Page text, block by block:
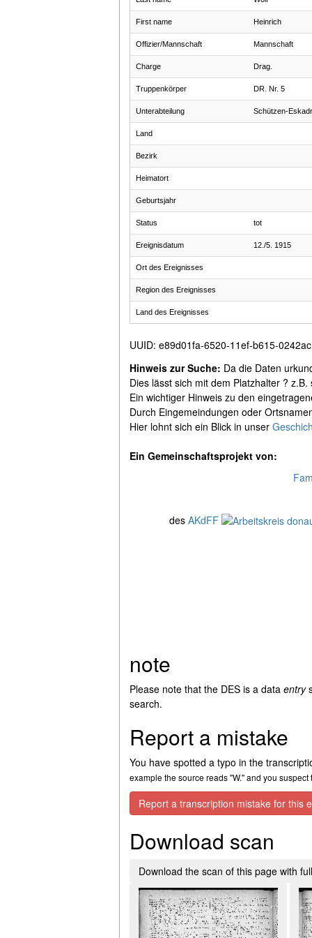
First name Heinrich
Offizier/Mannschaft Mannschaft
Charge Drag.
Truppenkörper DR. Nr. 5
Unterabteilung Schützen-
Land
Bezirk
Heimatort
Geburtsjahr
Status tot
Ereignisdatum 12./5. 1915
Ort des Ereignisses
Region des Ereignisses
Land des Ereignisses
UUID: e89d01fa-6520-11ef-b615-
Hinweis zur Suche: Da die Daten
Dies lässt sich mit dem Platzhalter ?
Ein wichtiger Hinweis zu den
Durch Eingemeindungen oder
Hier lohnt sich ein Blick in unser
Ein Gemeinschaftsprojekt von:
des AKdFF
note
Please note that the DES is a data entry
search.
Report a mistake
You have spotted a typo in the
example the source reads "W." and you
Report a transcription mistake for this
Download scan
Download the scan of this page with